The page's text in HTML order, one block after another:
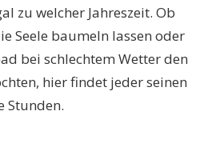
zu welcher Jahreszeit. Ob
Seele baumeln lassen oder
bei schlechtem Wetter den
hier findet jeder seinen
Stunden.